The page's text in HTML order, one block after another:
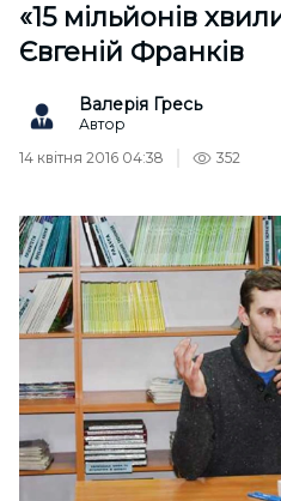
«15 мільйонів
Євгеній Франків
Валерія Гресь
Автор
14 квітня 2016 04:38
352